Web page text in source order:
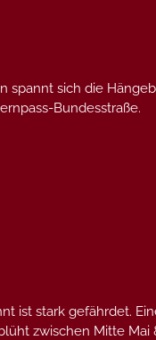
spannt sich die
Bundesstraße.
ist stark gefährdet.
zwischen Mitte Mai